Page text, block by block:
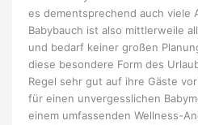
es dementsprechend auch viele
Babybauch ist also mittlerweile
und bedarf keiner großen
diese besondere Form des
Regel sehr gut auf ihre Gäste
für einen unvergesslichen
einem umfassenden Wellness-